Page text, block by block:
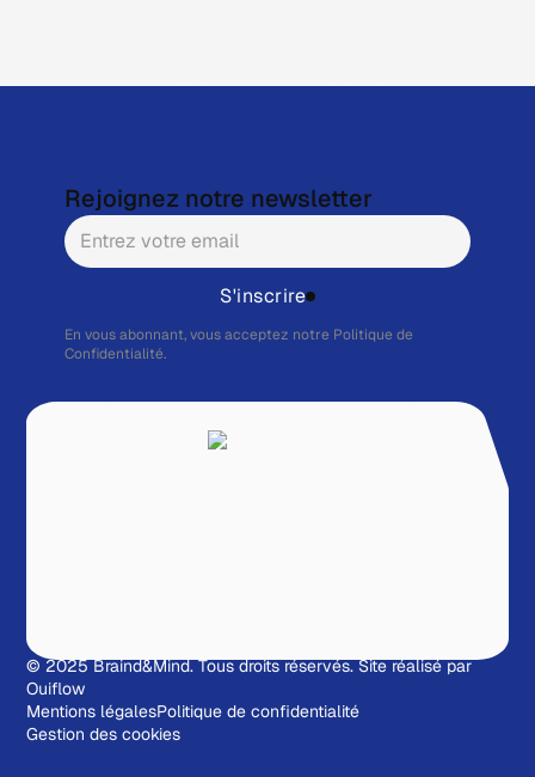
© 2025 Braind&Mind. Tous droits réservés.Site réalisé par
Ouiflow
Mentions légalesPolitique de confidentialité
Gestion des cookies
Rejoignez notre newsletter
S'inscrire
En vous abonnant, vous acceptez notre Politique de
Confidentialité.